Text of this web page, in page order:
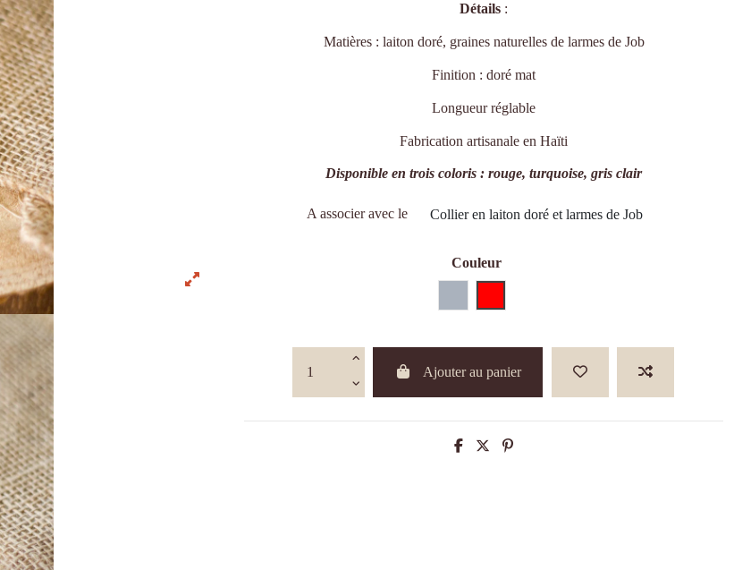
Détails :
Matières : laiton doré, graines naturelles de larmes de Job
Finition : doré mat
Longueur réglable
Fabrication artisanale en Haïti
Disponible en trois coloris : rouge, turquoise, gris clair
A associer avec le Collier en laiton doré et larmes de Job
Couleur
Ajouter au panier